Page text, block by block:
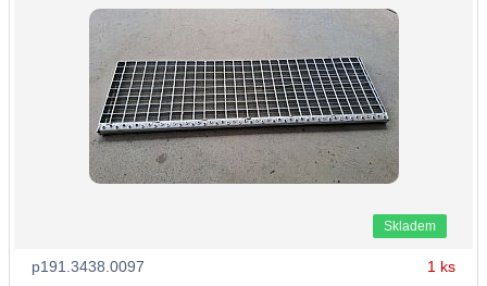
Skladem
p191.3438.0097 1 ks